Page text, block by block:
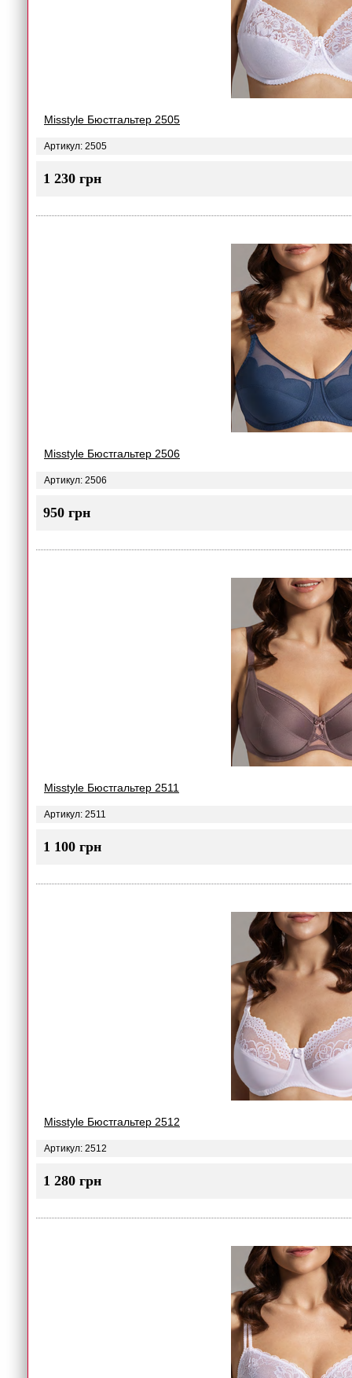
Misstyle Бюстгальтер 2505
Артикул: 2505
1 230 грн
Misstyle Бюстгальтер 2506
Артикул: 2506
950 грн
Misstyle Бюстгальтер 2511
Артикул: 2511
1 100 грн
Misstyle Бюстгальтер 2512
Артикул: 2512
1 280 грн